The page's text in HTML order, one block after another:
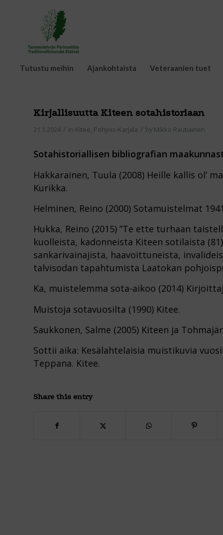
Tutustu meihin Ajankohtaista Veteraanien tuet
Kirjallisuutta Kiteen sotahistoriaan
21.1.2024 / in Kitee, Pohjois-Karjala / by Mikko Rautiainen
Sotahistoriallisen bibliografian
Hakkarainen, Tuula (2008) Heille kallis ol’
Kurikka.
Helminen, Reino (2000) Sotamuistelmat
Hukka, Reino (2015) ”Te ette turhaan
kuolleista, kadonneista Kiteen sotilaista
sankarivainajista, haavoittuneista,
talvisodan tapahtumista Laatokan
Ka, muistelemma sota-aikoo (2014)
Muistoja sotavuosilta (1990) Kitee.
Saukkonen, Salme (2005) Kiteen ja
Sottii aika: Kesälahtelaisia muistikuvia
Teppana. Kitee.
Share this entry